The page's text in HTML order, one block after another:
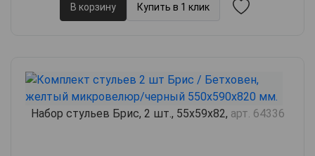
В корзину Купить в 1 клик
Набор стульев Брис, 2 шт., 55х59х82, арт. 64336